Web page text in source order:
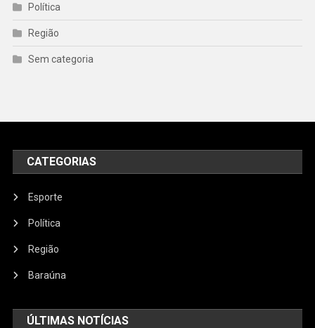
Política
Região
Sem categoria
CATEGORIAS
Esporte
Política
Região
Baraúna
ÚLTIMAS NOTÍCIAS